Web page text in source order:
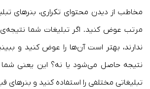
مخاطب از دیدن محتوای تکراری، بنرهای
مرتب عوض کنید. اگر تبلیغات شما
ندارند‌، بهتر است آن‌ها را عوض کنید و
نتیجه حاصل می‌شود یا نه؟ این یعنی شما
تبلیغاتی مختلفی را استفاده کنید و بنرهای